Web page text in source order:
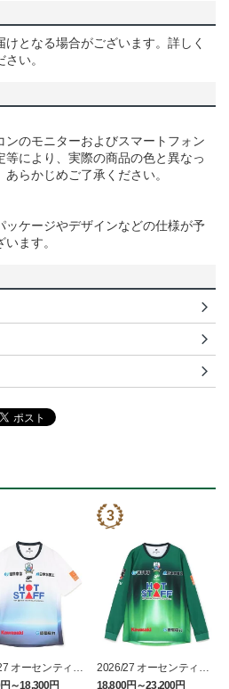
となる場合がございます。詳しく
い。
のモニターおよびスマートフォン
により、実際の商品の色と異なっ
らかじめご了承ください。
ッケージやデザインなどの仕様が予
ます。
オーセンティッ
ォーム半袖 FP2
～18,300円
2026/27 オーセンティッ
クユニフォーム フィール
18,800円～23,200円